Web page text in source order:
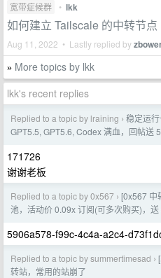
宽带症候群 • lkk
如何建立 Tailscale 的中转节点
Aug 11, 2022 • Lastly replied by
» More topics by lkk
lkk's recent replies
Replied to a topic by lraining › 稳定运
GPT5.5, GPT5.6, Codex 满血，回帖送
171726
谢谢老板
Replied to a topic by 0x567 › [0x567 中
池，活动价 0.09x 订阅(可多次购买)，送
5906a578-f99c-4c4a-a2c4-
Replied to a topic by summertimesad ›
转站，常用的站崩了